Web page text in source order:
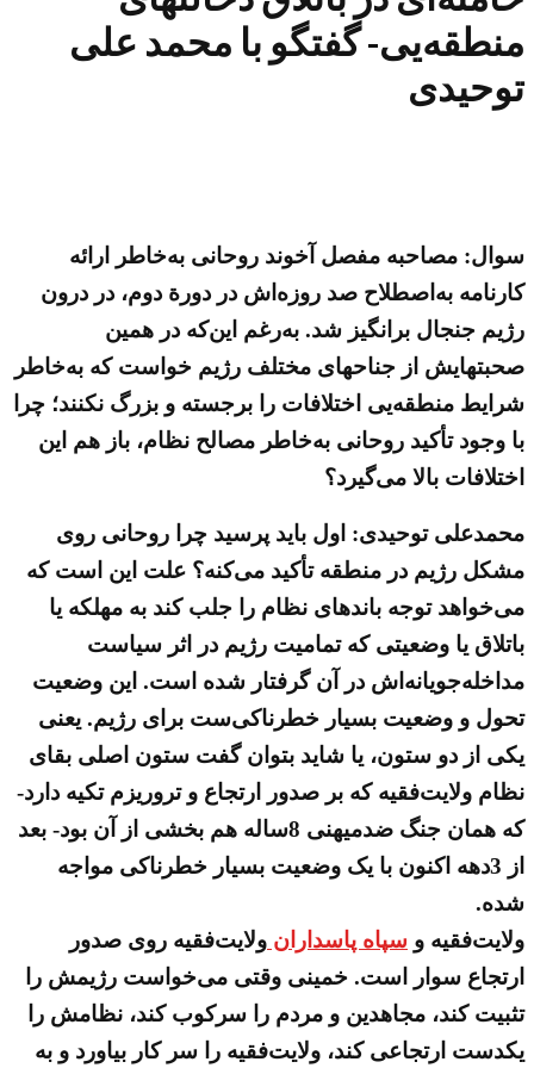
منطقه‌یی- گفتگو با محمد علی
توحیدی
سوال: مصاحبه مفصل آخوند روحانی به‌خاطر ارائه
کارنامه به‌اصطلاح صد روزه‌اش در دورة‌ دوم، در درون
رژیم جنجال برانگیز شد. به‌رغم این‌که در همین
صحبتهایش از جناحهای مختلف رژیم خواست که به‌خاطر
شرایط منطقه‌یی اختلافات را برجسته و بزرگ نکنند؛ چرا
با وجود تأکید روحانی به‌خاطر مصالح نظام، باز هم این
اختلافات بالا می‌گیرد؟
محمدعلی توحیدی: اول باید پرسید چرا روحانی روی
مشکل رژیم در منطقه تأکید می‌کنه؟ علت این است که
می‌خواهد توجه باندهای نظام را جلب کند به مهلکه یا
باتلاق یا وضعیتی که تمامیت رژیم در اثر سیاست
مداخله‌جویانه‌اش در آن گرفتار شده است. این وضعیت
تحول و وضعیت بسیار خطرناکی‌ست برای رژیم. یعنی
یکی از دو ستون، یا شاید بتوان گفت ستون اصلی بقای
نظام ولایت‌فقیه که بر صدور ارتجاع و تروریزم تکیه دارد-
که همان جنگ ضدمیهنی 8ساله هم بخشی از آن بود- بعد
از 3دهه اکنون با یک وضعیت بسیار خطرناکی مواجه
شده.
ولایت‌فقیه و سپاه پاسداران ولایت‌فقیه روی صدور
ارتجاع سوار است. خمینی وقتی می‌خواست رژیمش را
تثبیت کند، مجاهدین و مردم را سرکوب کند، نظامش را
یکدست ارتجاعی کند، ولایت‌فقیه را سر کار بیاورد و به